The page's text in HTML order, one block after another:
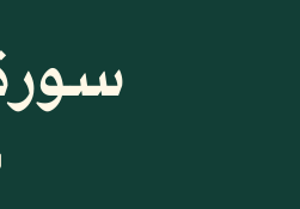
سورة